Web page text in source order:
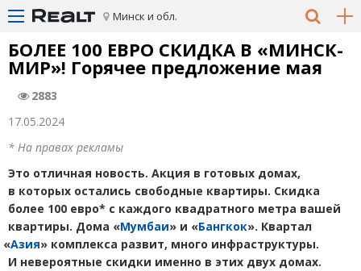
Минск и обл.
БОЛЕЕ 100 ЕВРО СКИДКА В «МИНСК-
МИР»! Горячее предложение мая
2883
17.05.2024
* На правах рекламы
Это отличная новость. Акция в готовых домах,
в которых остались свободные квартиры. Скидка
более 100 евро* с каждого квадратного метра вашей
квартиры. Дома «Мумбаи» и «Бангкок». Квартал
«Азия» комплекса развит, много инфраструктуры.
И невероятные скидки именно в этих двух домах.